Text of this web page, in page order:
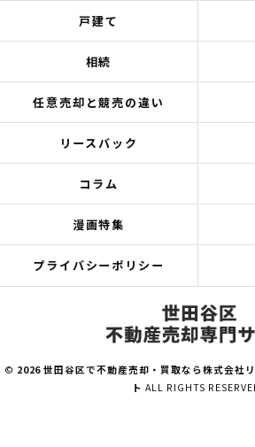
戸建て
相続
任意売却と競売の違い
リースバック
コラム
漫画特集
プライバシーポリシー
© 2026 世田谷区で不動産売却・買取なら株式会社
ト ALL RIGHTS